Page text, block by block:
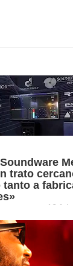
trato
tanto a
18
de mano de su
comparte en
en
2026 las